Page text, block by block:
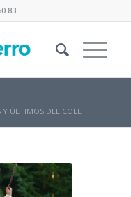
83
Y ÚLTIMOS DEL COLE